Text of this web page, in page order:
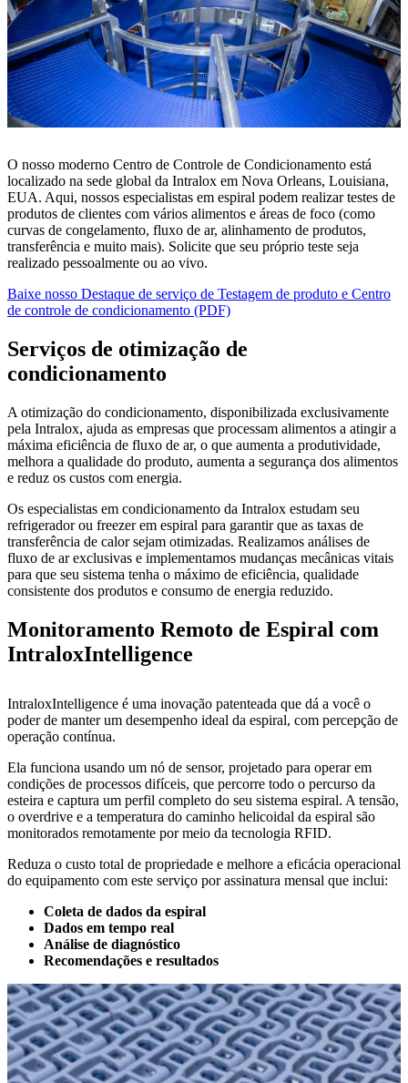
O nosso moderno Centro de Controle de Condicionamento está
localizado na sede global da Intralox em Nova Orleans, Louisiana,
EUA. Aqui, nossos especialistas em espiral podem realizar testes de
produtos de clientes com vários alimentos e áreas de foco (como
curvas de congelamento, fluxo de ar, alinhamento de produtos,
transferência e muito mais). Solicite que seu próprio teste seja
realizado pessoalmente ou ao vivo.
Baixe nosso Destaque de serviço de Testagem de produto e Centro
de controle de condicionamento (PDF)
Serviços de otimização de
condicionamento
A otimização do condicionamento, disponibilizada exclusivamente
pela Intralox, ajuda as empresas que processam alimentos a atingir a
máxima eficiência de fluxo de ar, o que aumenta a produtividade,
melhora a qualidade do produto, aumenta a segurança dos alimentos
e reduz os custos com energia.
Os especialistas em condicionamento da Intralox estudam seu
refrigerador ou freezer em espiral para garantir que as taxas de
transferência de calor sejam otimizadas. Realizamos análises de
fluxo de ar exclusivas e implementamos mudanças mecânicas vitais
para que seu sistema tenha o máximo de eficiência, qualidade
consistente dos produtos e consumo de energia reduzido.
Monitoramento Remoto de Espiral com
IntraloxIntelligence
IntraloxIntelligence é uma inovação patenteada que dá a você o
poder de manter um desempenho ideal da espiral, com percepção de
operação contínua.
Ela funciona usando um nó de sensor, projetado para operar em
condições de processos difíceis, que percorre todo o percurso da
esteira e captura um perfil completo do seu sistema espiral. A tensão,
o overdrive e a temperatura do caminho helicoidal da espiral são
monitorados remotamente por meio da tecnologia RFID.
Reduza o custo total de propriedade e melhore a eficácia operacional
do equipamento com este serviço por assinatura mensal que inclui:
Coleta de dados da espiral
Dados em tempo real
Análise de diagnóstico
Recomendações e resultados